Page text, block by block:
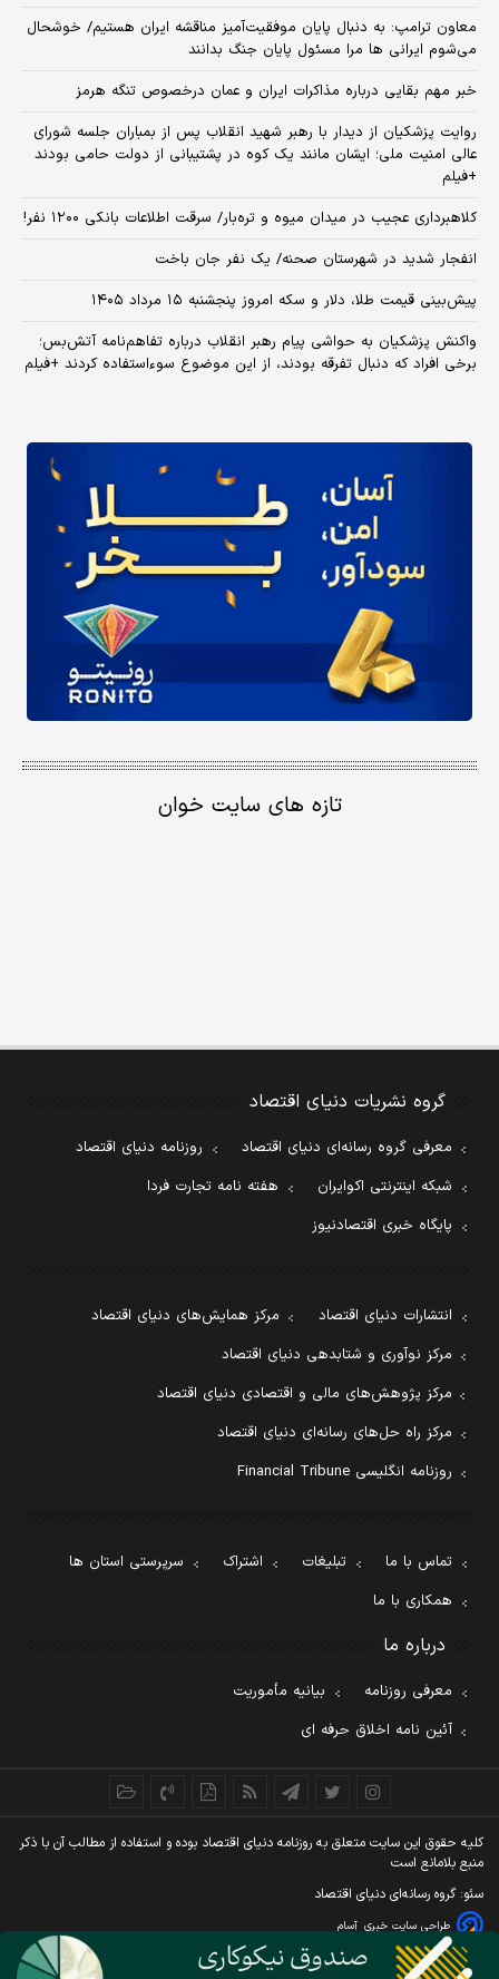
معاون ترامپ: به دنبال پایان موفقیت‌آمیز مناقشه ایران هستیم/ خوشحال
می‌شوم ایرانی ها مرا مسئول پایان جنگ بدانند
خبر مهم بقایی درباره مذاکرات ایران و عمان درخصوص تنگه هرمز
روایت پزشکیان از دیدار با رهبر شهید انقلاب پس از بمباران جلسه شورای
عالی امنیت ملی؛ ایشان مانند یک کوه در پشتیبانی از دولت حامی بودند
+فیلم
کلاهبرداری عجیب در میدان میوه و تره‌بار/ سرقت اطلاعات بانکی ۱۲۰۰ نفر!
انفجار شدید در شهرستان صحنه/ یک نفر جان باخت
پیش‌بینی قیمت طلا، دلار و سکه امروز پنجشنبه ۱۵ مرداد ۱۴۰۵
واکنش پزشکیان به حواشی پیام رهبر انقلاب درباره تفاهم‌نامه آتش‌بس؛
برخی افراد که دنبال تفرقه بودند، از این موضوع سوءاستفاده کردند +فیلم
تازه های سایت خوان
گروه نشریات دنیای اقتصاد
معرفی گروه رسانه‌ای دنیای اقتصاد
روزنامه دنیای اقتصاد
شبکه اینترنتی اکوایران
هفته نامه تجارت فردا
پایگاه خبری اقتصادنیوز
انتشارات دنیای اقتصاد
مرکز همایش‌های دنیای اقتصاد
مرکز نوآوری و شتابدهی دنیای اقتصاد
مرکز پژوهش‌های مالی و اقتصادی دنیای اقتصاد
مرکز راه حل‌های رسانه‌ای دنیای اقتصاد
روزنامه انگلیسی Financial Tribune
تماس با ما تبلیغات اشتراک
سرپرستی استان ها
همکاری با ما
درباره ما
معرفی روزنامه
بیانیه مأموریت
آئین نامه اخلاق حرفه ای
کليه حقوق اين سايت متعلق به روزنامه دنيای اقتصاد بوده و استفاده از مطالب آن با ذکر
منبع بلامانع است
سئو: گروه رسانه‌ای دنیای اقتصاد
طراحی سایت خبری آسام